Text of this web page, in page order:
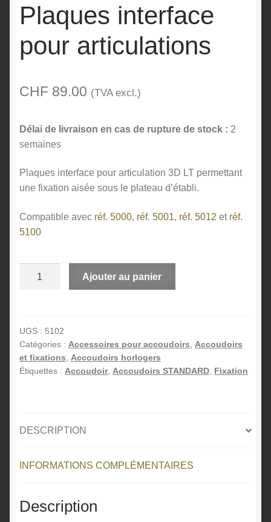
Plaques interface
pour articulations
CHF 89.00 (TVA excl.)
Délai de livraison en cas de rupture de stock : 2
semaines
Plaques interface pour articulation 3D LT permettant
une fixation aisée sous le plateau d’établi.
Compatible avec réf. 5000, réf. 5001, réf. 5012 et réf.
5100
pour
articulations
Ajouter au panier
n
t
UGS : 5102
Catégories : Accessoires pour accoudoirs, Accoudoirs
et fixations, Accoudoirs horlogers
Étiquettes : Accoudoir, Accoudoirs STANDARD, Fixation
DESCRIPTION
INFORMATIONS COMPLÉMENTAIRES
Description